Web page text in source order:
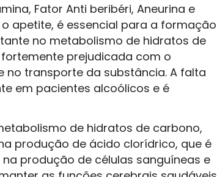
Fator Anti beribéri, Aneurina e
apetite, é essencial para a formação
no metabolismo de hidratos de
prejudicada com o
no transporte da substância. A falta
em pacientes alcoólicos e é
de hidratos de carbono,
produção de ácido clorídrico, que é
produção de células sanguíneas e